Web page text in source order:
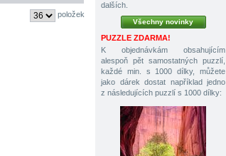
položek
dalších.
Všechny novinky
PUZZLE ZDARMA!
K objednávkám obsahujícím
alespoň pět samostatných puzzlí,
každé min. s 1000 dílky, můžete
jako dárek dostat například jedno
z následujících puzzlí s 1000 dílky: